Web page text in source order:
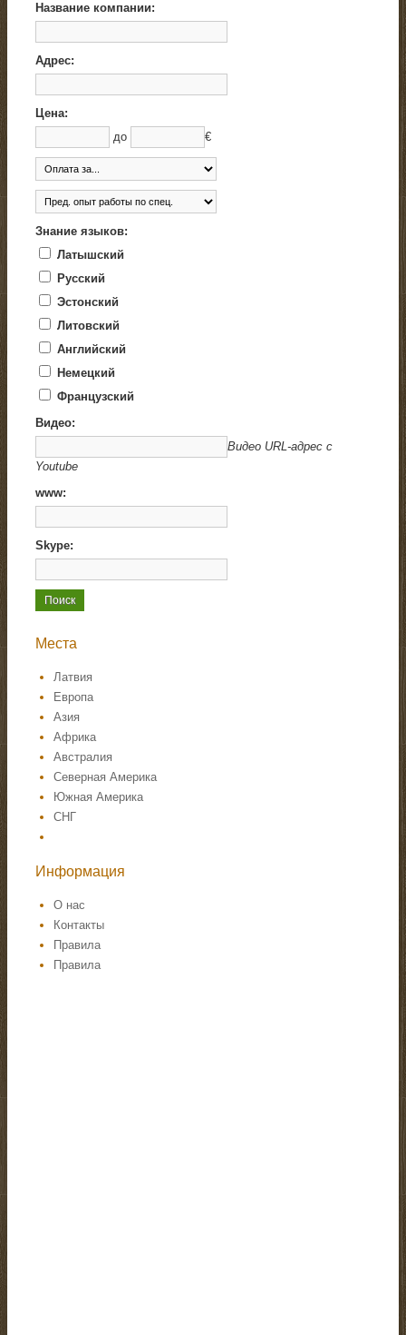
Название компании:
Адрес:
Цена:
до
€
Знание языков:
Латышский
Русский
Эстонский
Литовский
Английский
Немецкий
Французский
Видео:
Видео URL-адрес с
Youtube
www:
Skype:
Места
Латвия
Европа
Азия
Африка
Австралия
Северная Америка
Южная Америка
СНГ
Информация
О нас
Контакты
Правила
Правила